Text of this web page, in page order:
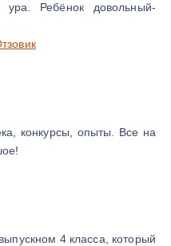
Ребёнок довольный-
конкурсы, опыты. Все на
4 класса, который